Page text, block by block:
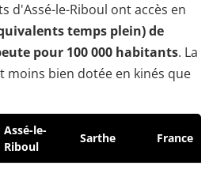
d'Assé-le-Riboul ont accès en
temps plein) de
pour 100 000 habitants. La
moins bien dotée en kinés que
Assé-le-
Riboul
Sarthe France